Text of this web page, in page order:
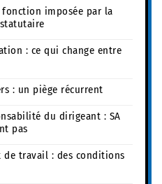
imposée par la
: ce qui change entre
: un piège récurrent
du dirigeant : SA
pas
de travail : des conditions